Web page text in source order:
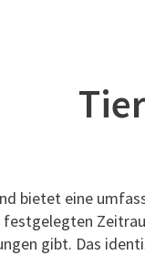
bietet eine
gibt. Das